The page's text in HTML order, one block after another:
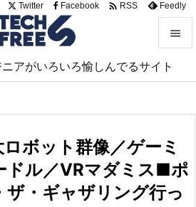
アがいろいろ愉しんでるサイト


サイド

前へ

Twitter Facebook  RSS Feedly
ボット群像／ゲーミ
ドル／VRマダミス■ポ
ザ・ギャザリング行っ